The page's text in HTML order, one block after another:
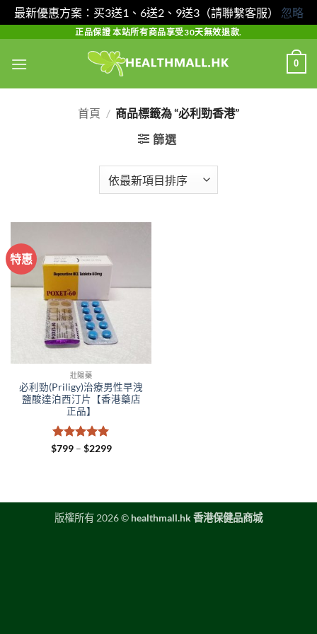
最新優惠方案：买3送1、6送2、9送3（請聯繫客服） 忽略
content
正品保證 本站所有商品享受30天無效退款.
0
首頁 / 商品標籤為 “必利勁香港”
篩選
特惠
壯陽藥
必利勁(Priligy)治療男性早洩
鹽酸達泊西汀片【香港藥店
正品】
評分 5滿
$799 – $2299Price
版權所有 2026 © healthmall.hk 香港保健品商城